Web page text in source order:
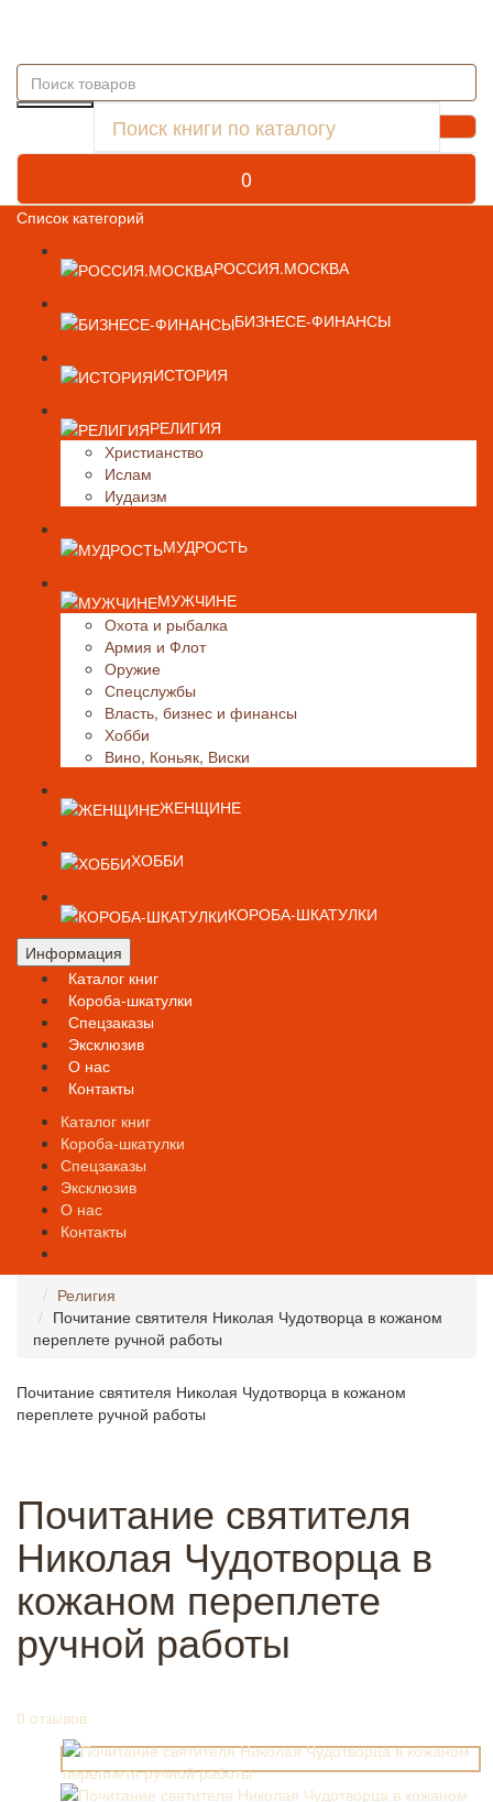
0
Список категорий
РОССИЯ.МОСКВА
БИЗНЕСЕ-ФИНАНСЫ
ИСТОРИЯ
РЕЛИГИЯ
Христианство
Ислам
Иудаизм
МУДРОСТЬ
МУЖЧИНЕ
Охота и рыбалка
Армия и Флот
Оружие
Спецслужбы
Власть, бизнес и финансы
Хобби
Вино, Коньяк, Виски
ЖЕНЩИНЕ
ХОББИ
КОРОБА-ШКАТУЛКИ
Информация
Каталог книг
Короба-шкатулки
Спецзаказы
Эксклюзив
О нас
Контакты
Каталог книг
Короба-шкатулки
Спецзаказы
Эксклюзив
О нас
Контакты
Религия
Почитание святителя Николая Чудотворца в кожаном
переплете ручной работы
Почитание святителя Николая Чудотворца в кожаном
переплете ручной работы
Почитание святителя
Николая Чудотворца в
кожаном переплете
ручной работы
0 отзывов